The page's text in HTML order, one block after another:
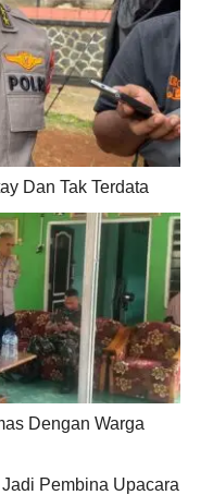
Dan Tak Terdata
Dengan Warga
Pembina Upacara